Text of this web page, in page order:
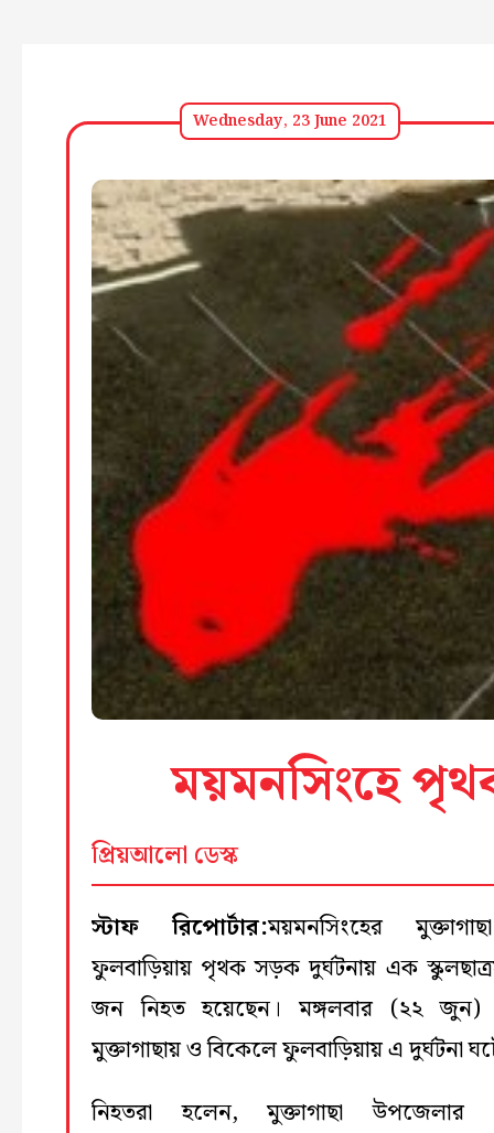
Wednesday, 23 June 2021
ময়মনসিংহে
প্রিয়আলো ডেস্ক
স্টাফ রিপোর্টার:ময়মনসিংহের
ফুলবাড়িয়ায় পৃথক সড়ক দুর্ঘটনায় এক
জন নিহত হয়েছেন। মঙ্গলবার (২২ জুন)
মুক্তাগাছায় ও বিকেলে ফুলবাড়িয়ায় এ দুর্ঘটনা
নিহতরা হলেন, মুক্তাগাছা উপজেলার